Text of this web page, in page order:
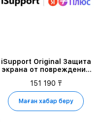
iSupport Original Защита
экрана от повреждений
151 190 ₸
Маған хабар беру